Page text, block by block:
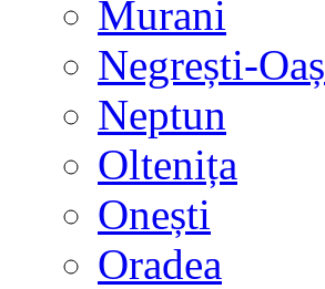
Murani
Negrești-Oaș
Neptun
Oltenița
Onești
Oradea